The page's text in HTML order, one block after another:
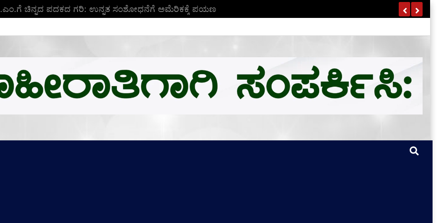
ಬಿ.ಎಂ.ಗೆ ಚಿನ್ನದ ಪದಕದ ಗರಿ: ಉನ್ನತ ಸಂಶೋಧನೆಗೆ ಅಮೆರಿಕಕ್ಕೆ ಪಯಣ